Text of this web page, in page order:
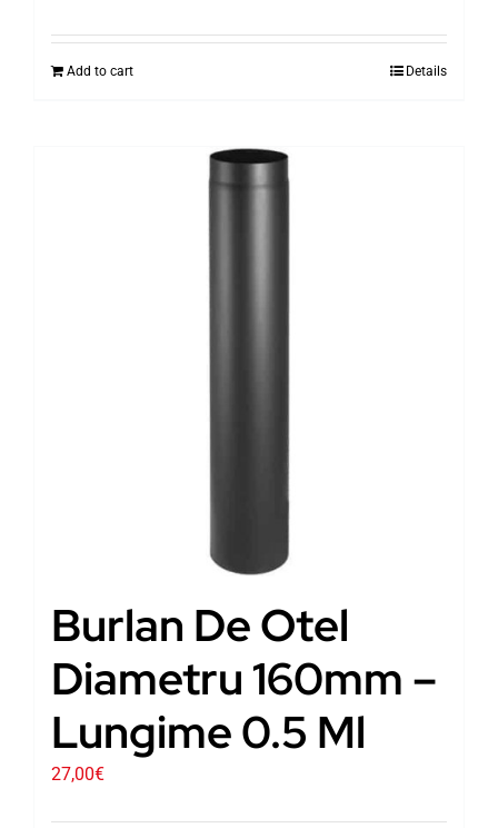
Add to cart Details
Burlan De Otel
Diametru 160mm –
Lungime 0.5 Ml
27,00€